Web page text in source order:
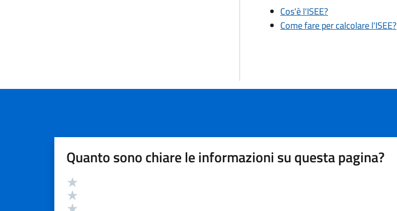
Cos'è l'ISEE?
Come fare per calcolare l'ISEE?
Quanto sono chiare le informazioni su questa pagina?
Valutazione